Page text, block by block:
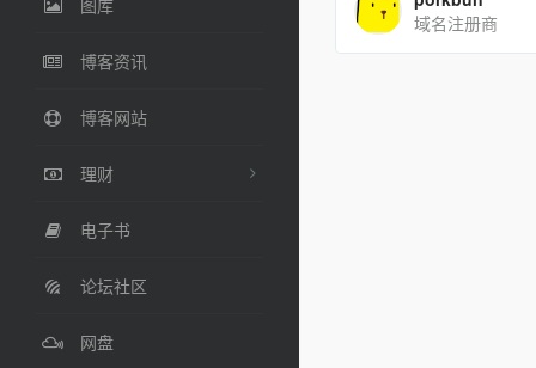
图库
博客资讯
博客网站
理财
电子书
论坛社区
网盘
域名注册商